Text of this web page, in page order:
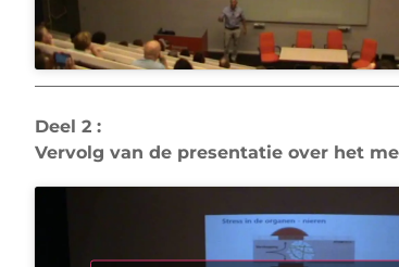
Deel 2 :
Vervolg van de presentatie over het